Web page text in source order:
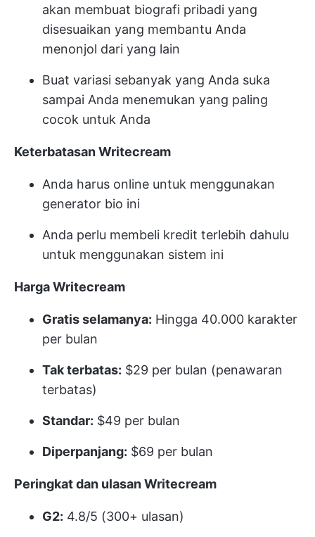
akan membuat biografi pribadi yang
disesuaikan yang membantu Anda
menonjol dari yang lain
Buat variasi sebanyak yang Anda suka
sampai Anda menemukan yang paling
cocok untuk Anda
Keterbatasan Writecream
Anda harus online untuk menggunakan
generator bio ini
Anda perlu membeli kredit terlebih dahulu
untuk menggunakan sistem ini
Harga Writecream
Gratis selamanya: Hingga 40.000 karakter
per bulan
Tak terbatas: $29 per bulan (penawaran
terbatas)
Standar: $49 per bulan
Diperpanjang: $69 per bulan
Peringkat dan ulasan Writecream
G2: 4.8/5 (300+ ulasan)